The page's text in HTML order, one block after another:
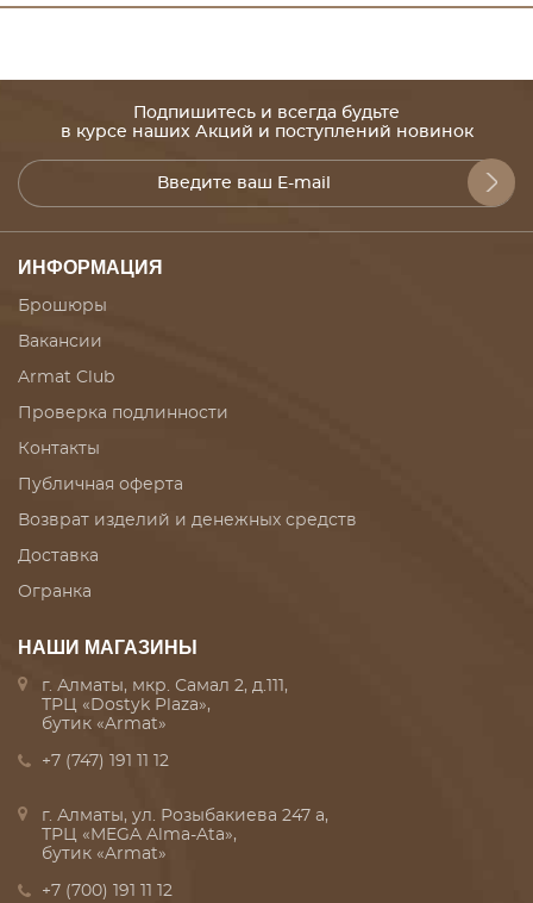
Подпишитесь и всегда будьте
в курсе наших Акций и поступлений новинок
ИНФОРМАЦИЯ
Брошюры
Вакансии
Armat Club
Проверка подлинности
Контакты
Публичная оферта
Возврат изделий и денежных средств
Доставка
Огранка
НАШИ МАГАЗИНЫ
г. Алматы, мкр. Самал 2, д.111,
ТРЦ «Dostyk Plaza»,
бутик «Armat»
+7 (747) 191 11 12
г. Алматы, ул. Розыбакиева 247 а,
ТРЦ «MEGA Alma-Ata»,
бутик «Armat»
+7 (700) 191 11 12